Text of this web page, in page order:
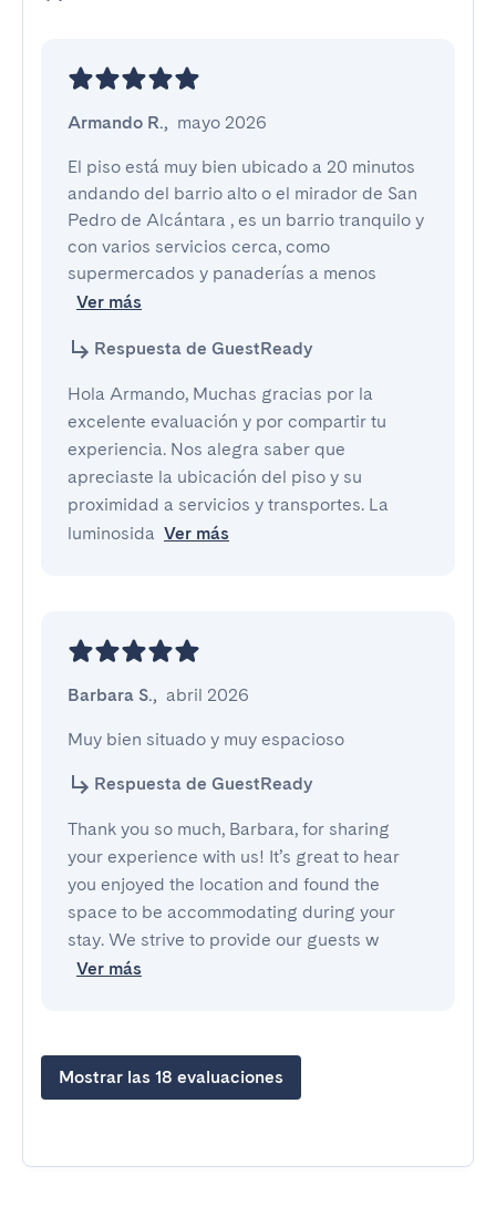
Armando R., mayo 2026
El piso está muy bien ubicado a 20 minutos
andando del barrio alto o el mirador de San
Pedro de Alcántara , es un barrio tranquilo y
con varios servicios cerca, como
supermercados y panaderías a menos
Ver más
Respuesta de GuestReady
Hola Armando, Muchas gracias por la
excelente evaluación y por compartir tu
experiencia. Nos alegra saber que
apreciaste la ubicación del piso y su
proximidad a servicios y transportes. La
luminosida Ver más
Barbara S., abril 2026
Muy bien situado y muy espacioso
Respuesta de GuestReady
Thank you so much, Barbara, for sharing
your experience with us! It’s great to hear
you enjoyed the location and found the
space to be accommodating during your
stay. We strive to provide our guests w
Ver más
Mostrar las 18 evaluaciones